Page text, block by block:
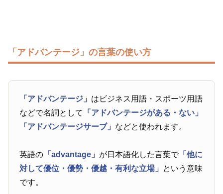
「アドバンテージ」の言葉の使い方
「アドバンテージ」 はビジネス用語・スポーツ用語
などで名詞として
「アドバンテージがある・ない」
「アドバンテージサーブ」 などと使われます。
英語の 「advantage」 が日本語化した言葉で「他に
対して優位・優勢・優越・有利な立場」 という意味
です。